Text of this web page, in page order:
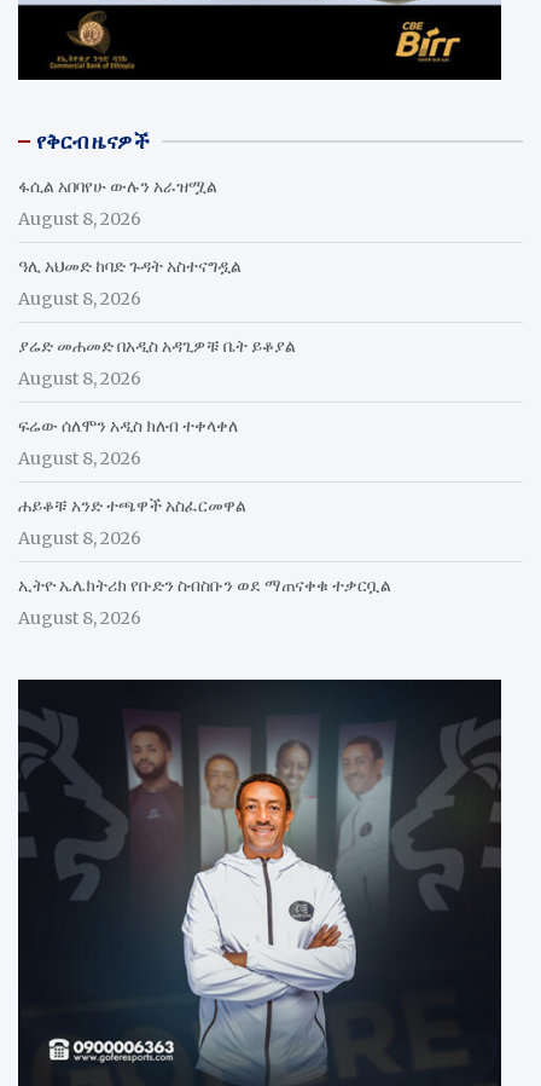
የቅርብ ዜናዎች
ፋሲል አበባየሁ ውሉን አራዝሟል
August 8, 2026
ዓሊ አህመድ ከባድ ጉዳት አስተናግዷል
August 8, 2026
ያሬድ መሐመድ በአዲስ አዳጊዎቹ ቤት ይቆያል
August 8, 2026
ፍሬው ሰለሞን አዲስ ክለብ ተቀላቀለ
August 8, 2026
ሐይቆቹ አንድ ተጫዋች አስፈርመዋል
August 8, 2026
ኢትዮ ኤሌክትሪክ የቡድን ስብስቡን ወደ ማጠናቀቁ ተቃርቧል
August 8, 2026